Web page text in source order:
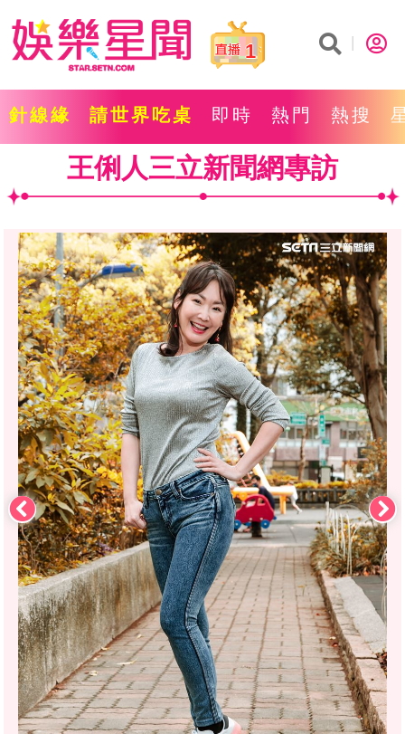
1
針線緣 請世界吃桌 即時 熱門 熱搜
王俐人三立新聞網專訪